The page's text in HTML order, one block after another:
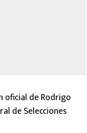
oficial de Rodrigo
de Selecciones